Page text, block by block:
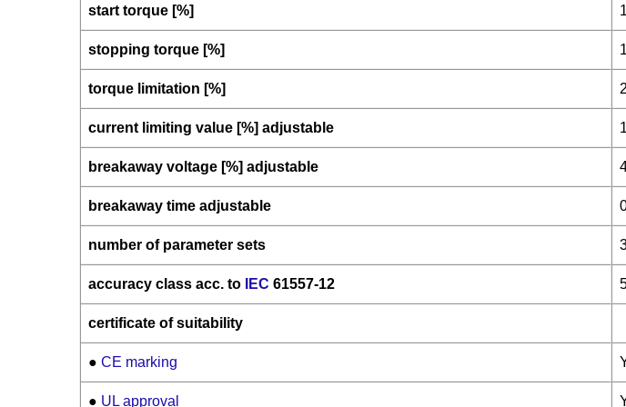
start torque [%]
stopping torque [%]
torque limitation [%]
current limiting value [%] adjustable
breakaway voltage [%] adjustable
breakaway time adjustable
number of parameter sets
accuracy class acc. to IEC 61557-12
certificate of suitability
● CE marking
● UL approval